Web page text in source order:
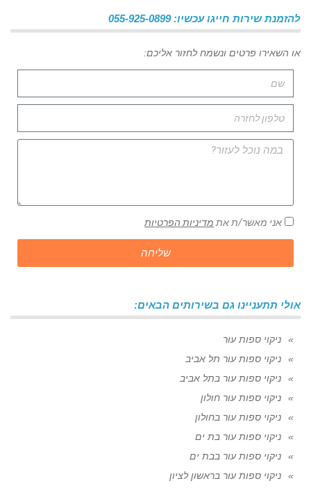
להזמנת שירות חייגו עכשיו: 055-925-0899
או השאירו פרטים ונשמח לחזור אליכם:
אני מאשר/ת את מדיניות הפרטיות
שליחה
אולי תתעניינו גם בשירותים הבאים:
ניקוי ספות עור
ניקוי ספות עור תל אביב
ניקוי ספות עור בתל אביב
ניקוי ספות עור חולון
ניקוי ספות עור בחולון
ניקוי ספות עור בת ים
ניקוי ספות עור בבת ים
ניקוי ספות עור בראשון לציון